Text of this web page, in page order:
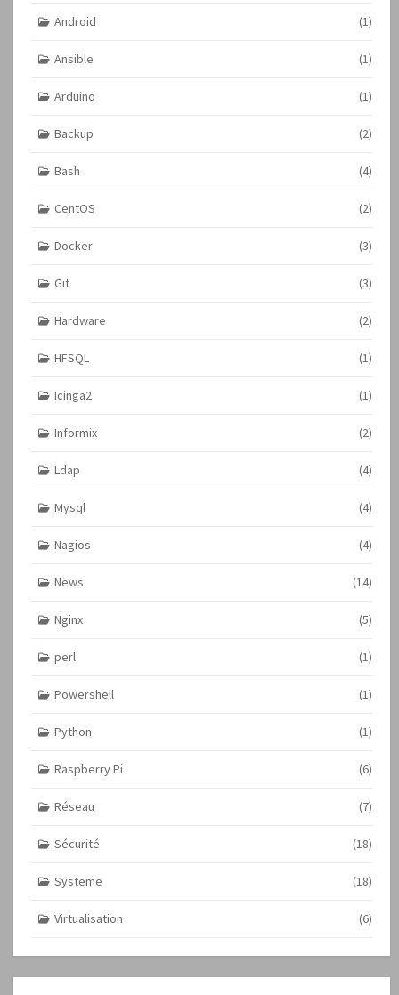
Android (1)
Ansible (1)
Arduino (1)
Backup (2)
Bash (4)
CentOS (2)
Docker (3)
Git (3)
Hardware (2)
HFSQL (1)
Icinga2 (1)
Informix (2)
Ldap (4)
Mysql (4)
Nagios (4)
News (14)
Nginx (5)
perl (1)
Powershell (1)
Python (1)
Raspberry Pi (6)
Réseau (7)
Sécurité (18)
Systeme (18)
Virtualisation (6)